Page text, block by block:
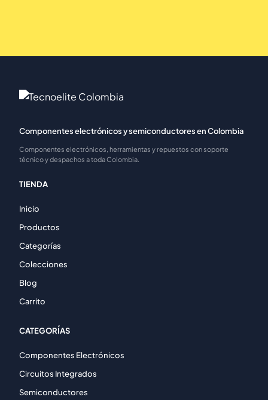
Componentes electrónicos y semiconductores en Colombia
Componentes electrónicos, herramientas y repuestos con soporte
técnico y despachos a toda Colombia.
TIENDA
Inicio
Productos
Categorías
Colecciones
Blog
Carrito
CATEGORÍAS
Componentes Electrónicos
Circuitos Integrados
Semiconductores